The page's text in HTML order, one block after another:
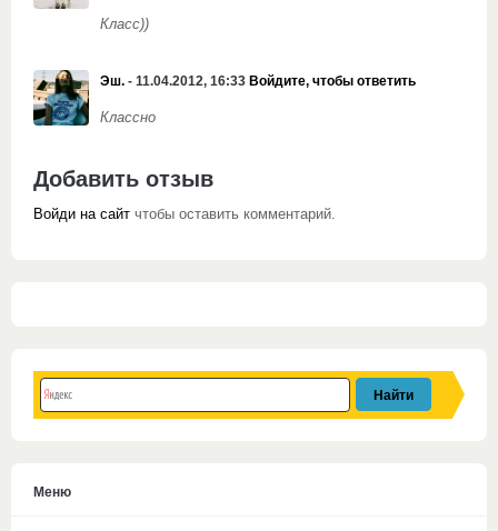
Класс))
Эш. - 11.04.2012, 16:33 Войдите, чтобы ответить
Классно
Добавить отзыв
Войди на сайт чтобы оставить комментарий.
Меню